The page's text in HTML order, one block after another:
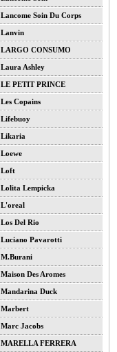
Lancome Soin Du Corps
Lanvin
LARGO CONSUMO
Laura Ashley
LE PETIT PRINCE
Les Copains
Lifebuoy
Likaria
Loewe
Loft
Lolita Lempicka
L'oreal
Los Del Rio
Luciano Pavarotti
M.burani
Maison Des Aromes
Mandarina Duck
Marbert
Marc Jacobs
MARELLA FERRERA